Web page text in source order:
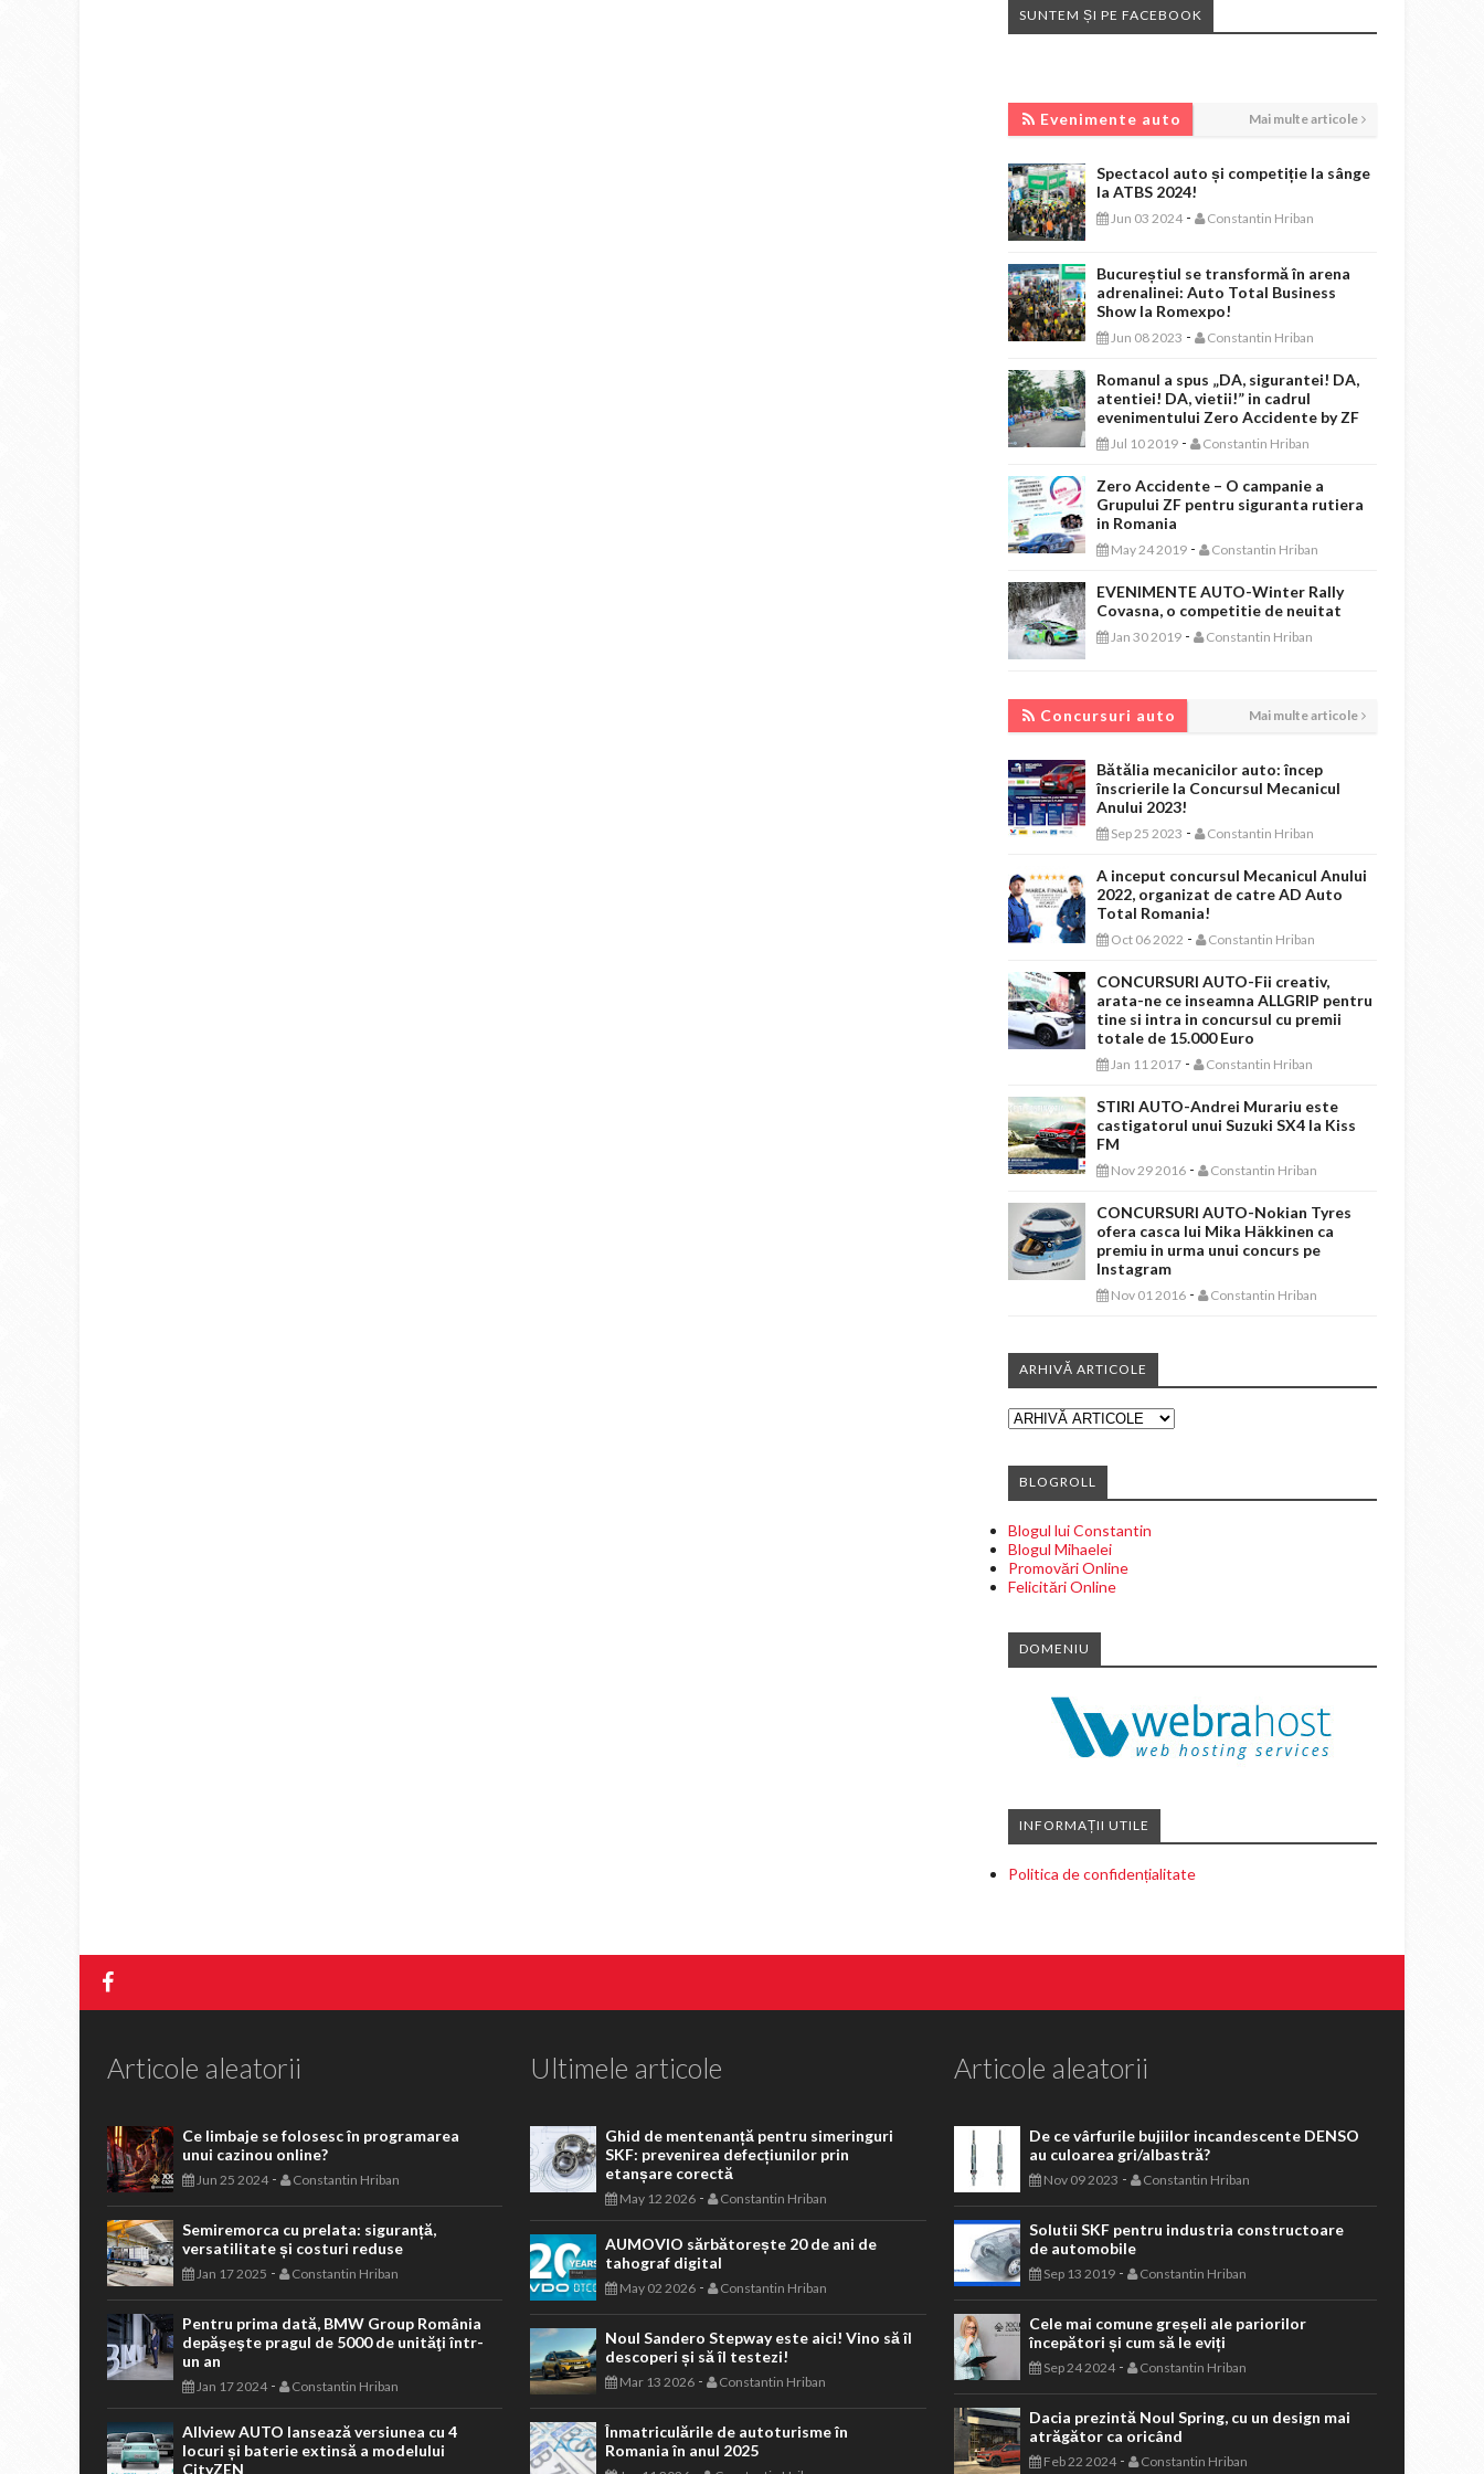
SUNTEM ȘI PE FACEBOOK
Evenimente auto Mai multe articole
Spectacol auto și competiție la sânge
la ATBS 2024!
Jun 03 2024 - Constantin Hriban
Bucureștiul se transformă în arena
adrenalinei: Auto Total Business
Show la Romexpo!
Jun 08 2023 - Constantin Hriban
Romanul a spus „DA, sigurantei! DA,
atentiei! DA, vietii!” in cadrul
evenimentului Zero Accidente by ZF
Jul 10 2019 - Constantin Hriban
Zero Accidente – O campanie a
Grupului ZF pentru siguranta rutiera
in Romania
May 24 2019 - Constantin Hriban
EVENIMENTE AUTO-Winter Rally
Covasna, o competitie de neuitat
Jan 30 2019 - Constantin Hriban
Concursuri auto Mai multe articole
Bătălia mecanicilor auto: încep
înscrierile la Concursul Mecanicul
Anului 2023!
Sep 25 2023 - Constantin Hriban
A inceput concursul Mecanicul Anului
2022, organizat de catre AD Auto
Total Romania!
Oct 06 2022 - Constantin Hriban
CONCURSURI AUTO-Fii creativ,
arata-ne ce inseamna ALLGRIP pentru
tine si intra in concursul cu premii
totale de 15.000 Euro
Jan 11 2017 - Constantin Hriban
STIRI AUTO-Andrei Murariu este
castigatorul unui Suzuki SX4 la Kiss
FM
Nov 29 2016 - Constantin Hriban
CONCURSURI AUTO-Nokian Tyres
ofera casca lui Mika Häkkinen ca
premiu in urma unui concurs pe
Instagram
Nov 01 2016 - Constantin Hriban
ARHIVĂ ARTICOLE
BLOGROLL
Blogul lui Constantin
Blogul Mihaelei
Promovări Online
Felicitări Online
DOMENIU
INFORMAȚII UTILE
Politica de confidențialitate
Articole aleatorii
Ce limbaje se folosesc în programarea
unui cazinou online?
Jun 25 2024- Constantin Hriban
Semiremorca cu prelata: siguranță,
versatilitate și costuri reduse
Jan 17 2025 - Constantin Hriban
Pentru prima dată, BMW Group România
depăşeşte pragul de 5000 de unităţi într-
un an
Jan 17 2024- Constantin Hriban
Allview AUTO lansează versiunea cu 4
locuri și baterie extinsă a modelului
CityZEN
Ultimele articole
Ghid de mentenanță pentru simeringuri
SKF: prevenirea defecțiunilor prin
etanșare corectă
May 12 2026 - Constantin Hriban
AUMOVIO sărbătorește 20 de ani de
tahograf digital
May 02 2026 - Constantin Hriban
Noul Sandero Stepway este aici! Vino să îl
descoperi și să îl testezi!
Mar 13 2026 - Constantin Hriban
Înmatriculările de autoturisme în
Romania în anul 2025
Articole aleatorii
De ce vârfurile bujiilor incandescente DENSO
au culoarea gri/albastră?
Nov 09 2023 - Constantin Hriban
Solutii SKF pentru industria constructoare
de automobile
Sep 13 2019- Constantin Hriban
Cele mai comune greșeli ale pariorilor
începători și cum să le eviți
Sep 24 2024- Constantin Hriban
Dacia prezintă Noul Spring, cu un design mai
atrăgător ca oricând
Feb 22 2024- Constantin Hriban